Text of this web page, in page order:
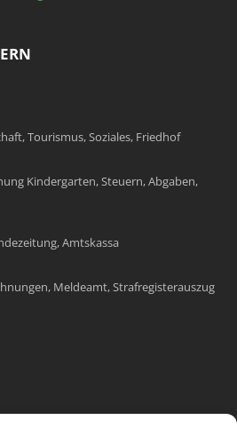
Tourismus, Soziales, Friedhof
Kindergarten, Steuern, Abgaben,
Amtskassa
Meldeamt, Strafregisterauszug